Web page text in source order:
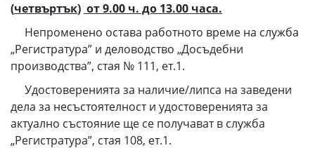
(четвъртък) от 9.00 ч. до 13.00 часа.
Непроменено остава работното време на служба
„Регистратура” и деловодство „Досъдебни
производства”, стая № 111, ет.1.
Удостоверенията за наличие/липса на заведени
дела за несъстоятелност и удостоверенията за
актуално състояние ще се получават в служба
„Регистратура”, стая 108, ет.1.